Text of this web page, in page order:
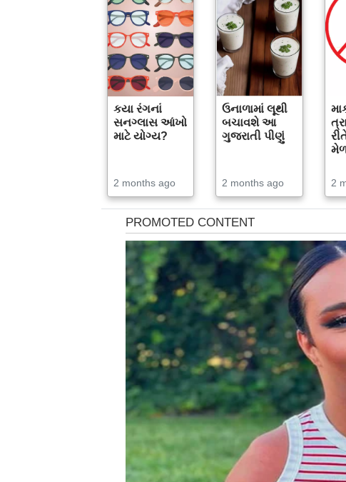
કયા રંગનાં
સનગ્લાસ આંખો
માટે યોગ્ય?
2 months ago
ઉનાળામાં લૂથી
બચાવશે આ
ગુજરાતી પીણું
2 months ago 2